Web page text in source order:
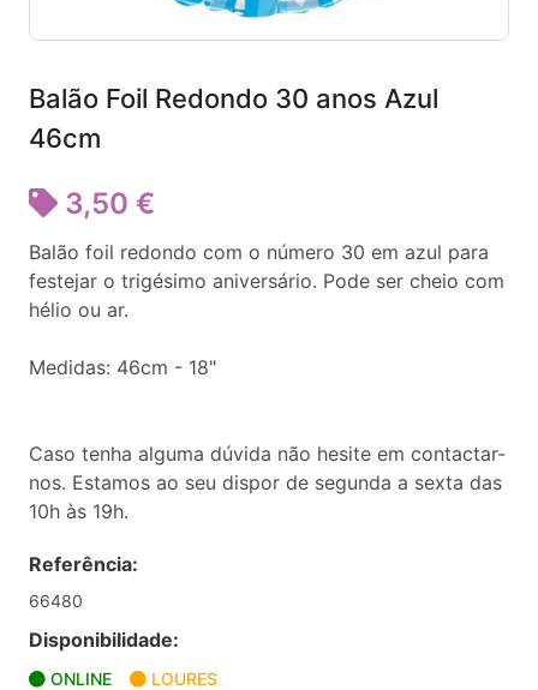
Balão Foil Redondo 30 anos Azul
46cm
3,50 €
Balão foil redondo com o número 30 em azul para
festejar o trigésimo aniversário. Pode ser cheio com
hélio ou ar.
Medidas: 46cm - 18"
Caso tenha alguma dúvida não hesite em contactar-
nos. Estamos ao seu dispor de segunda a sexta das
10h às 19h.
Referência:
66480
Disponibilidade:
ONLINE LOURES